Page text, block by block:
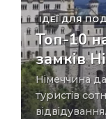
ІДЕЇ ​​ДЛЯ
Топ-10
замків
Німеччина дає мільйонам
туристів